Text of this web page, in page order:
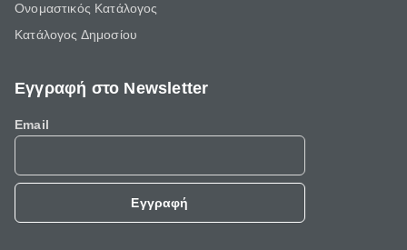
Ονομαστικός Κατάλογος
Κατάλογος Δημοσίου
Εγγραφή στο Newsletter
Email
Εγγραφή